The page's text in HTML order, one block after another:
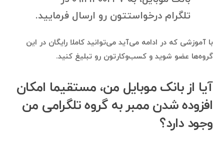
تلگرام درخواستتون رو ارسال فرمایید.
با آموزشی که در ادامه می‌آید می‌توانید کاملا رایگان در این
گروه‌ها عضو شوید و کسب‌وکارتون رو تبلیغ کنید.
آیا از بانک موبایل من، مستقیما امکان
افزوده شدن ممبر به گروه تلگرامی من
وجود دارد؟